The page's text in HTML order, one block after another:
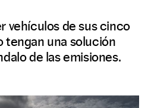
vehículos de sus cinco
tengan una solución
de las emisiones.